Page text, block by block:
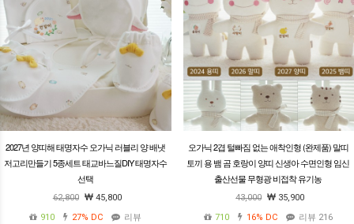
2027년 양띠해 태명자수 오가닉 러블리 양 배냇
저고리만들기 5종세트 태교바느질DIY 태명자수
선택
62,800
45,800
910
27% DC 리뷰
오가닉 2겹 털빠짐 없는 애착인형 (완제품) 말띠
토끼 용 뱀 곰 호랑이 양띠 신생아 수면인형 임신
출산선물 무형광 비접착 유기농
43,000
35,900
710
16% DC 리뷰 216